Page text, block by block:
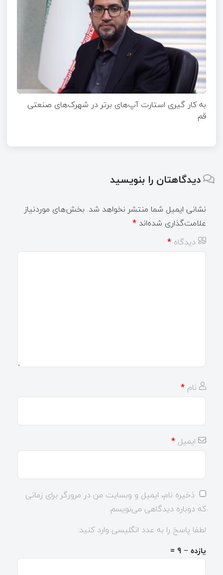
به کار گیری استارت آپ‌های برتر در شهرک‌های صنعتی
قم
دیدگاهتان را بنویسید
نشانی ایمیل شما منتشر نخواهد شد. بخش‌های موردنیاز
علامت‌گذاری شده‌اند *
دیدگاه *
نام *
ایمیل *
ذخیره نام، ایمیل و وبسایت من در مرورگر برای زمانی
که دوباره دیدگاهی می‌نویسم.
لطفا پاسخ را به عدد انگلیسی وارد کنید:
یازده − 9 =